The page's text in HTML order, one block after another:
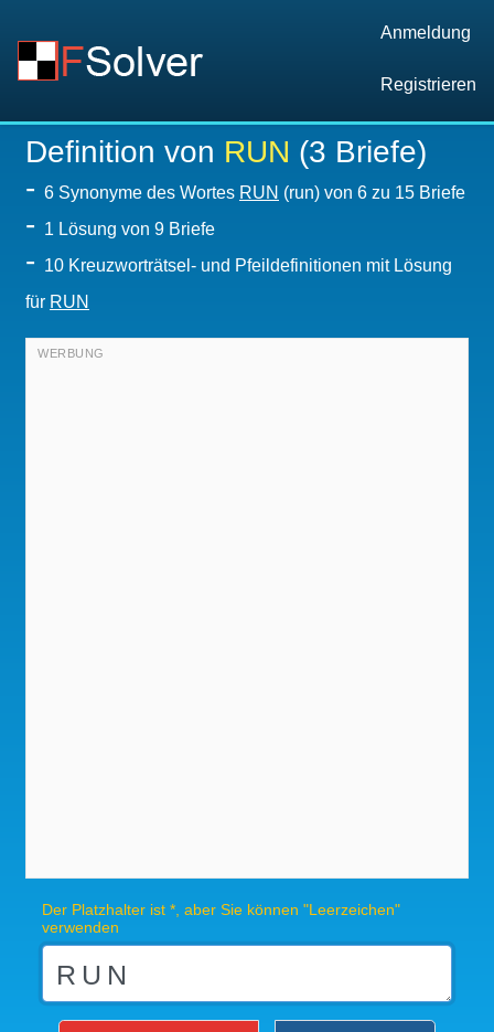
Anmeldung
Registrieren
Definition von RUN (3 Briefe)
- 6 Synonyme des Wortes RUN (run) von 6 zu 15 Briefe
- 1 Lösung von 9 Briefe
- 10 Kreuzworträtsel- und Pfeildefinitionen mit Lösung
für RUN
Der Platzhalter ist *, aber Sie können "Leerzeichen"
verwenden